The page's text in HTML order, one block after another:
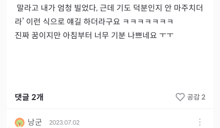
말라고 내가 엄청 빌었다, 근데 기도 덕분인지 안 마주치더
라’ 이런 식으로 얘길 하더라구요 ㅋㅋㅋㅋㅋㅋㅋ
진짜 꿈이지만 아침부터 너무 기분 나쁘네요 ㅜㅜ
댓글 2개 공감 2
낭군 2023.07.02